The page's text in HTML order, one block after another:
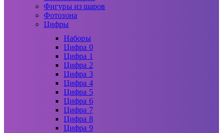
Фигуры из шаров
Фотозона
Цифры
Наборы
Цифра 0
Цифра 1
Цифра 2
Цифра 3
Цифра 4
Цифра 5
Цифра 6
Цифра 7
Цифра 8
Цифра 9